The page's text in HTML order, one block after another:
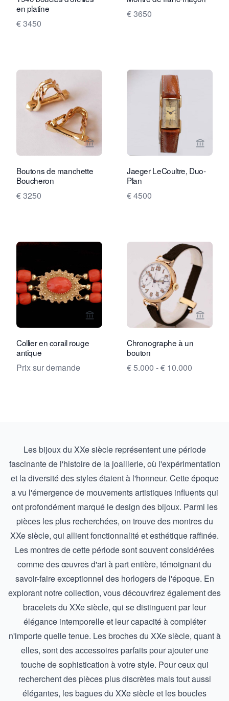
en platine
€ 3450
€ 3650
Voir la page vendeur de Rocks and
Boutons de manchette
Boucheron
€ 3250
Voir la
Jaeger LeCoultre, Duo-
Plan
€ 4500
Voir la page vendeur de Rocks and
Collier en corail rouge
antique
Prix sur demande
Voir la
Chronographe à un
bouton
€ 5.000 - € 10.000
Les bijoux du XXe siècle représentent une période
fascinante de l'histoire de la joaillerie, où l'expérimentation
et la diversité des styles étaient à l'honneur. Cette époque
a vu l'émergence de mouvements artistiques influents qui
ont profondément marqué le design des bijoux. Parmi les
pièces les plus recherchées, on trouve des montres du
XXe siècle, qui allient fonctionnalité et esthétique raffinée.
Les montres de cette période sont souvent considérées
comme des œuvres d'art à part entière, témoignant du
savoir-faire exceptionnel des horlogers de l'époque. En
explorant notre collection, vous découvrirez également des
bracelets du XXe siècle, qui se distinguent par leur
élégance intemporelle et leur capacité à compléter
n'importe quelle tenue. Les broches du XXe siècle, quant à
elles, sont des accessoires parfaits pour ajouter une
touche de sophistication à votre style. Pour ceux qui
recherchent des pièces plus discrètes mais tout aussi
élégantes, les bagues du XXe siècle et les boucles